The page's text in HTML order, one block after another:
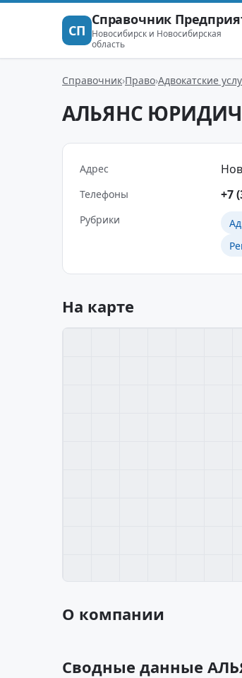
СП
Справочник
Новосибирск и Новосибирская
область
Справочник Право Адвокатские
АЛЬЯНС
Адрес
Телефоны +7
Рубрики
На карте
О компании
Сводные данные